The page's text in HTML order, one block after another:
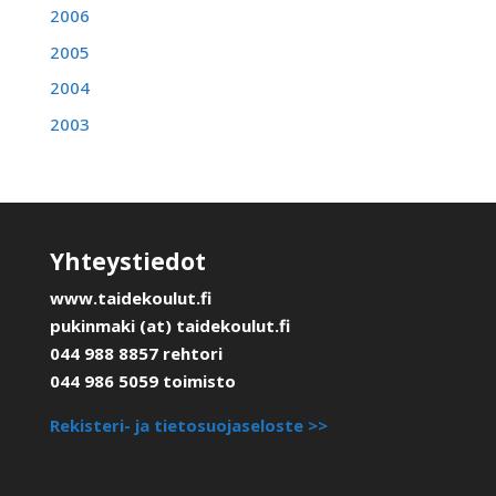
2006
2005
2004
2003
Yhteystiedot
www.taidekoulut.fi
pukinmaki (at) taidekoulut.fi
044 988 8857 rehtori
044 986 5059 toimisto
Rekisteri- ja tietosuojaseloste >>